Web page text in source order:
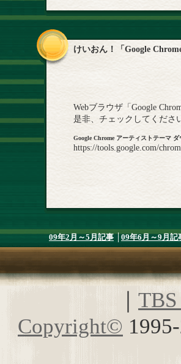
けいおん！「Google
Webブラウザ「Google
是非、チェックしてくださ
Google Chrome アーティストテーマ ダ
https://tools.google.com/
09年2月～5月記事 09年6月～9月記
Copyright©